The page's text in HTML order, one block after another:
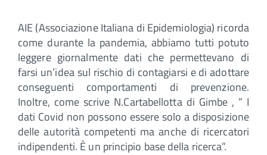
AIE (Associazione Italiana di Epidemiologia) ricorda
come durante la pandemia, abbiamo tutti potuto
leggere giornalmente dati che permettevano di
farsi un’idea sul rischio di contagiarsi e di adottare
conseguenti comportamenti di prevenzione.
Inoltre, come scrive N.Cartabellotta di Gimbe , ” I
dati Covid non possono essere solo a disposizione
delle autorità competenti ma anche di ricercatori
indipendenti. È un principio base della ricerca”.